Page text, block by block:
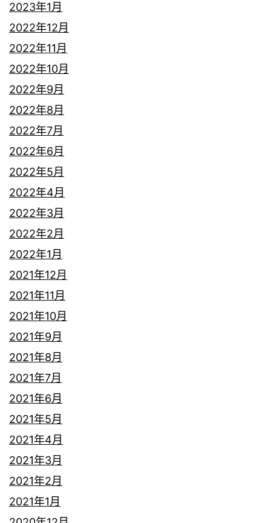
2023年1月
2022年12月
2022年11月
2022年10月
2022年9月
2022年8月
2022年7月
2022年6月
2022年5月
2022年4月
2022年3月
2022年2月
2022年1月
2021年12月
2021年11月
2021年10月
2021年9月
2021年8月
2021年7月
2021年6月
2021年5月
2021年4月
2021年3月
2021年2月
2021年1月